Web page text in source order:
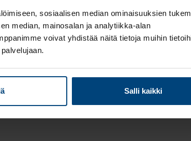
sosiaalisen median ominaisuuksien
median, mainosalan ja analytiikka-alan
voivat yhdistää näitä tietoja muihin
Salli kaikki
taloushallintoalalla ja Rantalaisella on ja
työskentelyssä on parasta!
Lue lisää